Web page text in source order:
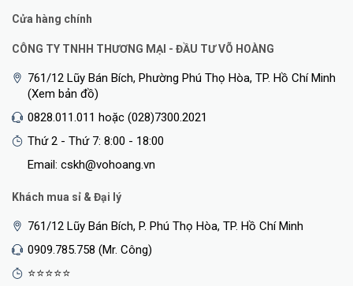
Cửa hàng chính
CÔNG TY TNHH THƯƠNG MẠI - ĐẦU TƯ VÕ HOÀNG
761/12 Lũy Bán Bích, Phường Phú Thọ Hòa, TP. Hồ Chí Minh
(Xem bản đồ)
0828.011.011 hoặc (028)7300.2021
Thứ 2 - Thứ 7: 8:00 - 18:00
Email: cskh@vohoang.vn
Khách mua sỉ & Đại lý
761/12 Lũy Bán Bích, P. Phú Thọ Hòa, TP. Hồ Chí Minh
0909.785.758 (Mr. Công)
⭐⭐⭐⭐⭐